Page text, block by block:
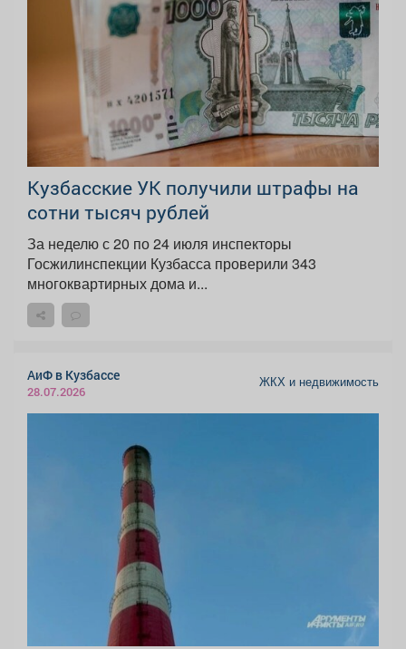
Кузбасские УК получили штрафы на
сотни тысяч рублей
За неделю с 20 по 24 июля инспекторы
Госжилинспекции Кузбасса проверили 343
многоквартирных дома и...
АиФ в Кузбассе
28.07.2026
ЖКХ и недвижимость